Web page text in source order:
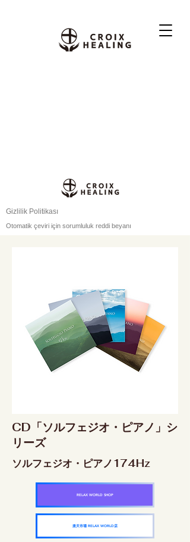
Gizlilik Politikası
Otomatik çeviri için sorumluluk reddi beyanı
CD「ソルフェジオ・ピアノ」シ
リーズ
ソルフェジオ・ピアノ174Hz
RELAX WORLD SHOP
楽天市場 RELAX WORLD店